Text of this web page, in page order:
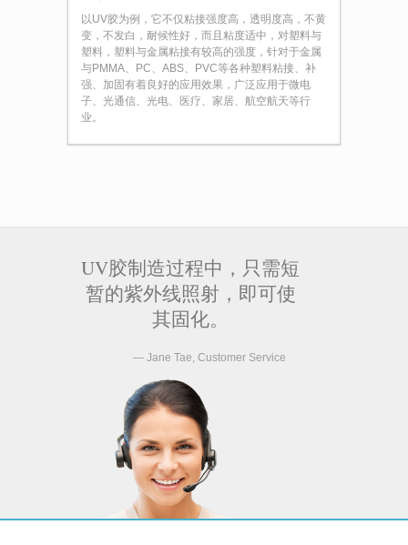
以UV胶为例，它不仅粘接强度高，透明度高，不黄
变，不发白，耐候性好，而且粘度适中，对塑料与
塑料，塑料与金属粘接有较高的强度，针对于金属
与PMMA、PC、ABS、PVC等各种塑料粘接、补
强、加固有着良好的应用效果，广泛应用于微电
子、光通信、光电、医疗、家居、航空航天等行
业。
UV胶制造过程中，只需短
暂的紫外线照射，即可使
其固化。
Jane Tae, Customer Service